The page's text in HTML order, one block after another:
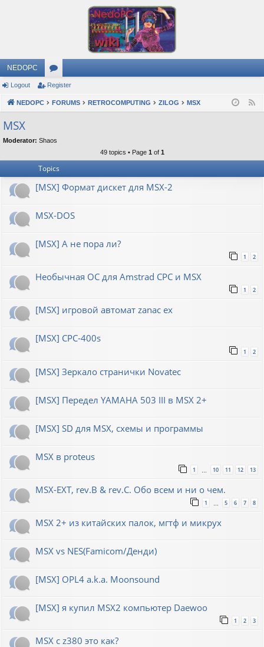
NEDOPC
or
u
s
Logout Register
NEDOPC FORUMS RETROCOMPUTING ZILOG MSX
MSX
Moderator: Shaos
49 topics • Page 1 of 1
Topics
[MSX] Формат дискет для MSX-2
MSX-DOS
[MSX] А не пора ли?
1 2
Необычная ОС для Amstrad CPC и MSX
1 2
[MSX] игровой автомат zanac ex
[MSX] CPC-400s
1 2
[MSX] Зеркало странички Novatec
[MSX] Передел YAMAHA 503 III в MSX 2+
[MSX] SD для MSX, схемы и программы
MSX в proteus
1 10 11 12 13
MSX-EXT, rev.B & rev.C. Обо всем и ни о чем.
1 5 6 7 8
MSX 2+ из китайских палок, мгтф и микрух
MSX vs NES(Famicom/Денди)
[MSX] OPL4 a.k.a. Moonsound
[MSX] я купил MSX2 компьютер Daewoo
1 2 3
MSX с z380 это как?